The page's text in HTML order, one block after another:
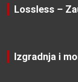
Lossless –
Izgradnja i